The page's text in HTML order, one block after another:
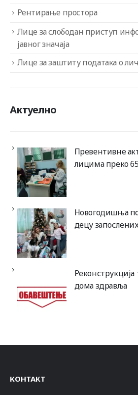
Рентирање простора
Лице за слободан приступ
јавног значаја
Лице за заштиту података о
Актуелно
Превентивне
лицима преко
Новогодишња
децу
дома здравља
КОНТАКТ